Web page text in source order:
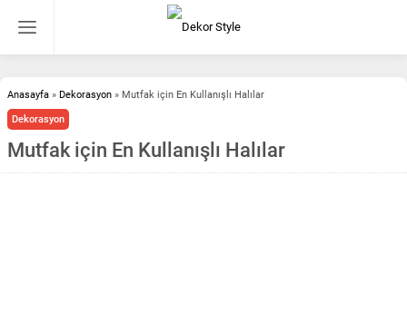
Anasayfa » Dekorasyon » Mutfak için En Kullanışlı Halılar
Dekorasyon
Mutfak için En Kullanışlı Halılar